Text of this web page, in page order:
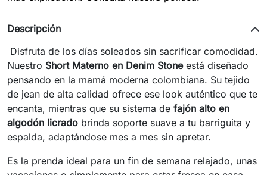
Descripción
Disfruta de los días soleados sin sacrificar comodidad.
Nuestro Short Materno en Denim Stoneestá diseñado
pensando en la mamá moderna colombiana. Su tejido
de jean de alta calidad ofrece ese look auténtico que te
encanta, mientras que su sistema de fajón alto en
algodón licrado brinda soporte suave a tu barriguita y
espalda, adaptándose mes a mes sin apretar.
Es la prenda ideal para un fin de semana relajado, unas